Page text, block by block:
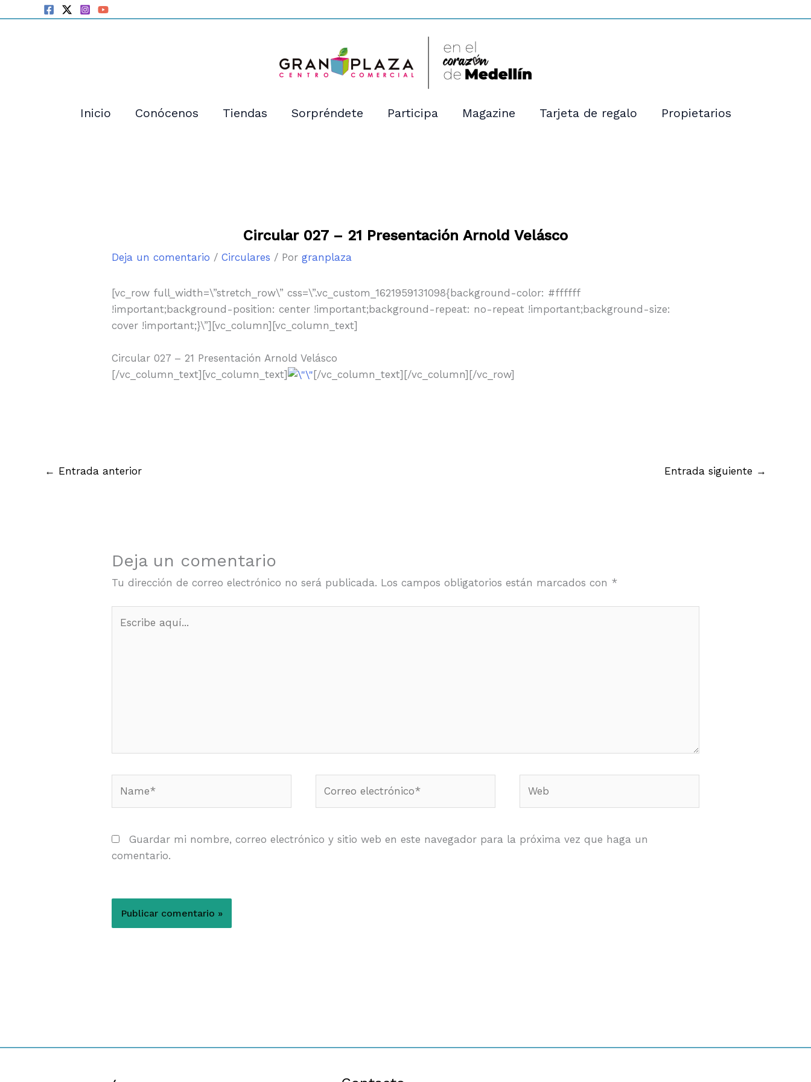
Inicio Conócenos Tiendas Sorpréndete Participa Magazine Tarjeta de regalo Propietarios
Circular 027 – 21 Presentación Arnold Velásco
Deja un comentario /Circulares / Porgranplaza
[vc_row full_width=\”stretch_row\” css=\”.vc_custom_1621959131098{background-color: #ffffff
!important;background-position: center !important;background-repeat: no-repeat !important;background-size:
cover !important;}\”][vc_column][vc_column_text]
Circular 027 – 21 Presentación Arnold Velásco
[/vc_column_text][vc_column_text]
[/vc_column_text][/vc_column][/vc_row]
← Entrada anterior Entrada siguiente →
Deja un comentario
Tu dirección de correo electrónico no será publicada. Los campos obligatorios están marcados con *
aquí...
electrónico*
Guardar mi nombre, correo electrónico y sitio web en este navegador para la próxima vez que haga un
comentario.